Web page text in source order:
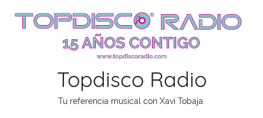
Topdisco Radio
Tu referencia musical con Xavi Tobaja.